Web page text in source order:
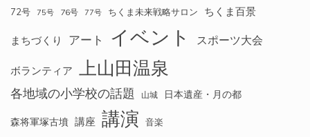
72号 75号 76号 77号 ちくま未来戦略サロン ちくま百景
まちづくり アート イベント スポーツ大会
ボランティア 上山田温泉
各地域の小学校の話題 山城 日本遺産・月の都
森将軍塚古墳 講座 講演 音楽